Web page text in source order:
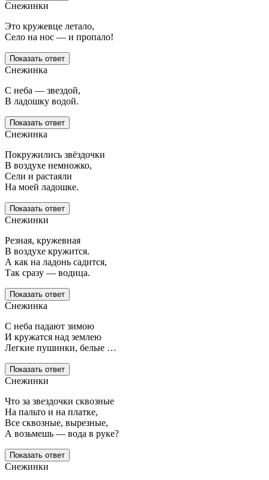
Снежинки
Это кружевце летало,
Село на нос — и пропало!
Показать ответ
Снежинка
С неба — звездой,
В ладошку водой.
Показать ответ
Снежинка
Покружились звёздочки
В воздухе немножко,
Сели и растаяли
На моей ладошке.
Показать ответ
Снежинки
Резная, кружевная
В воздухе кружится.
А как на ладонь садится,
Так сразу — водица.
Показать ответ
Снежинка
С неба падают зимою
И кружатся над землею
Легкие пушинки, белые …
Показать ответ
Снежинки
Что за звездочки сквозные
На пальто и на платке,
Все сквозные, вырезные,
А возьмешь — вода в руке?
Показать ответ
Снежинки